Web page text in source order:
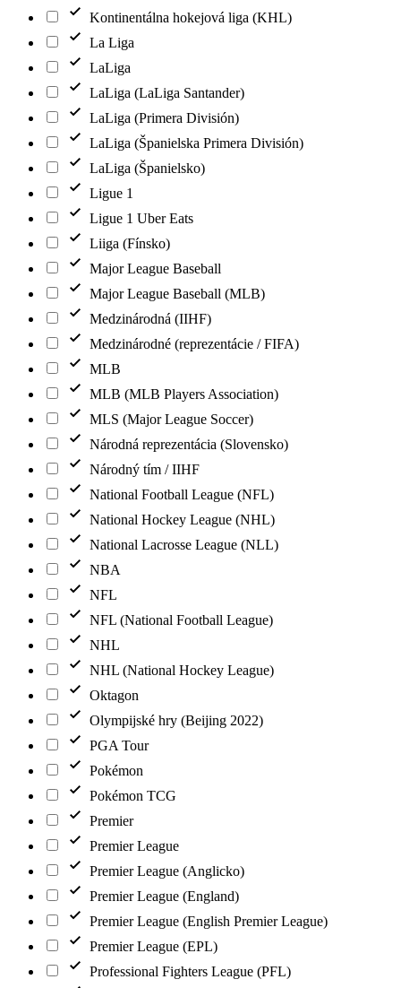
Kontinentálna hokejová liga (KHL)
La Liga
LaLiga
LaLiga (LaLiga Santander)
LaLiga (Primera División)
LaLiga (Španielska Primera División)
LaLiga (Španielsko)
Ligue 1
Ligue 1 Uber Eats
Liiga (Fínsko)
Major League Baseball
Major League Baseball (MLB)
Medzinárodná (IIHF)
Medzinárodné (reprezentácie / FIFA)
MLB
MLB (MLB Players Association)
MLS (Major League Soccer)
Národná reprezentácia (Slovensko)
Národný tím / IIHF
National Football League (NFL)
National Hockey League (NHL)
National Lacrosse League (NLL)
NBA
NFL
NFL (National Football League)
NHL
NHL (National Hockey League)
Oktagon
Olympijské hry (Beijing 2022)
PGA Tour
Pokémon
Pokémon TCG
Premier
Premier League
Premier League (Anglicko)
Premier League (England)
Premier League (English Premier League)
Premier League (EPL)
Professional Fighters League (PFL)